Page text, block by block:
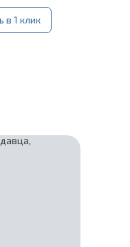
в 1 клик